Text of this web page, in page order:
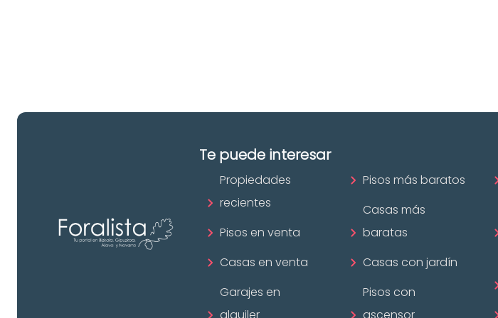
Te puede interesar
Propiedades
recientes
Pisos en venta
Casas en venta
Garajes en
Pisos más baratos
Casas más
baratas
Casas con jardín
Pisos con